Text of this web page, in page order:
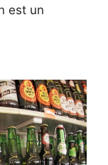
est un